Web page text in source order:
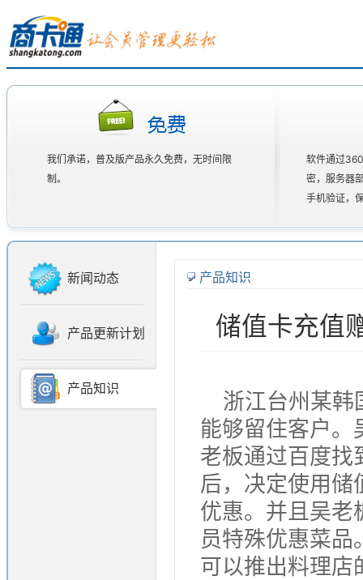
我们承诺，普及版产品永久免费，无时间限
制。
软件通过
密，服务器
手机验证，
新闻动态
产品更新计划
产品知识
产品知识
储值卡充值
浙江台州某韩
能够留住客户。
老板通过百度找
后，决定使用储
优惠。并且吴老
员特殊优惠菜
可以推出料理店